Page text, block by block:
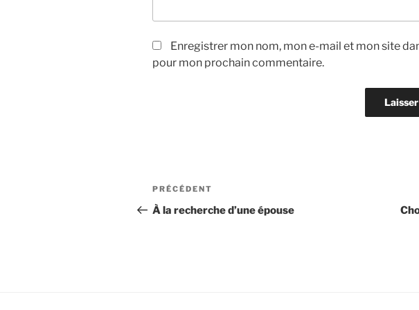
Enregistrer mon nom, mon e-mail et mon site
pour mon prochain commentaire.
Navigation
de
Article
précédent
PRÉCÉDENT
À la recherche d’une épouse